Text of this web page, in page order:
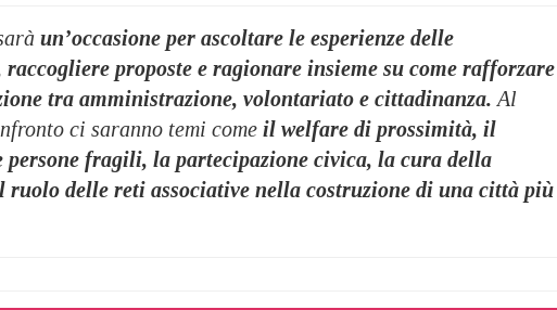
un’occasione per ascoltare le esperienze delle
raccogliere proposte e ragionare insieme su come rafforzare
tra amministrazione, volontariato e cittadinanza. Al
ci saranno temi come il welfare di prossimità, il
persone fragili, la partecipazione civica, la cura della
ruolo delle reti associative nella costruzione di una città più